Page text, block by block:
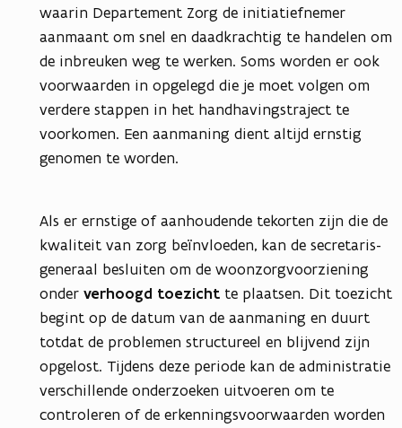
waarin Departement Zorg de initiatiefnemer
aanmaant om snel en daadkrachtig te handelen om
de inbreuken weg te werken. Soms worden er ook
voorwaarden in opgelegd die je moet volgen om
verdere stappen in het handhavingstraject te
voorkomen. Een aanmaning dient altijd ernstig
genomen te worden.
Als er ernstige of aanhoudende tekorten zijn die de
kwaliteit van zorg beïnvloeden, kan de secretaris-
generaal besluiten om de woonzorgvoorziening
onder verhoogd toezicht te plaatsen. Dit toezicht
begint op de datum van de aanmaning en duurt
totdat de problemen structureel en blijvend zijn
opgelost. Tijdens deze periode kan de administratie
verschillende onderzoeken uitvoeren om te
controleren of de erkenningsvoorwaarden worden